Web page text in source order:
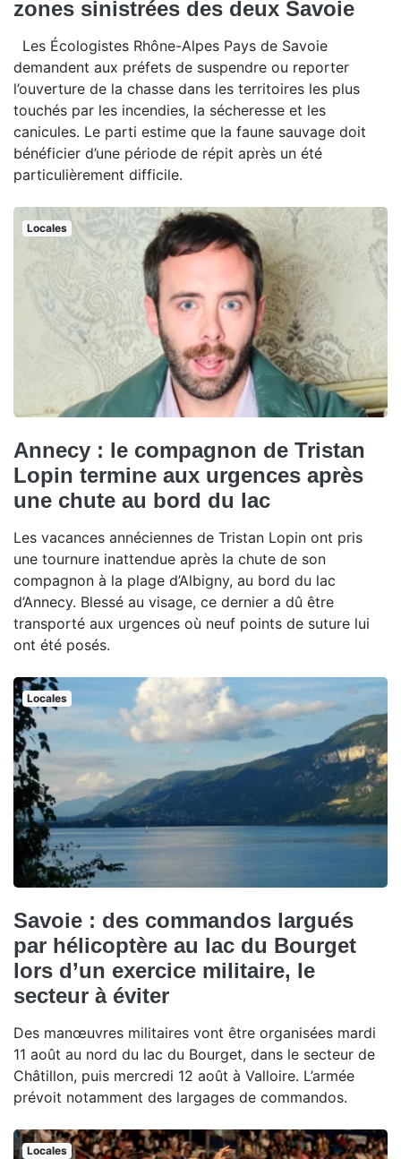
zones sinistrées des deux Savoie
Les Écologistes Rhône-Alpes Pays de Savoie
demandent aux préfets de suspendre ou reporter
l’ouverture de la chasse dans les territoires les plus
touchés par les incendies, la sécheresse et les
canicules. Le parti estime que la faune sauvage doit
bénéficier d’une période de répit après un été
particulièrement difficile.
Locales
Annecy : le compagnon de Tristan
Lopin termine aux urgences après
une chute au bord du lac
Les vacances annéciennes de Tristan Lopin ont pris
une tournure inattendue après la chute de son
compagnon à la plage d’Albigny, au bord du lac
d’Annecy. Blessé au visage, ce dernier a dû être
transporté aux urgences où neuf points de suture lui
ont été posés.
Locales
Savoie : des commandos largués
par hélicoptère au lac du Bourget
lors d’un exercice militaire, le
secteur à éviter
Des manœuvres militaires vont être organisées mardi
11 août au nord du lac du Bourget, dans le secteur de
Châtillon, puis mercredi 12 août à Valloire. L’armée
prévoit notamment des largages de commandos.
Locales